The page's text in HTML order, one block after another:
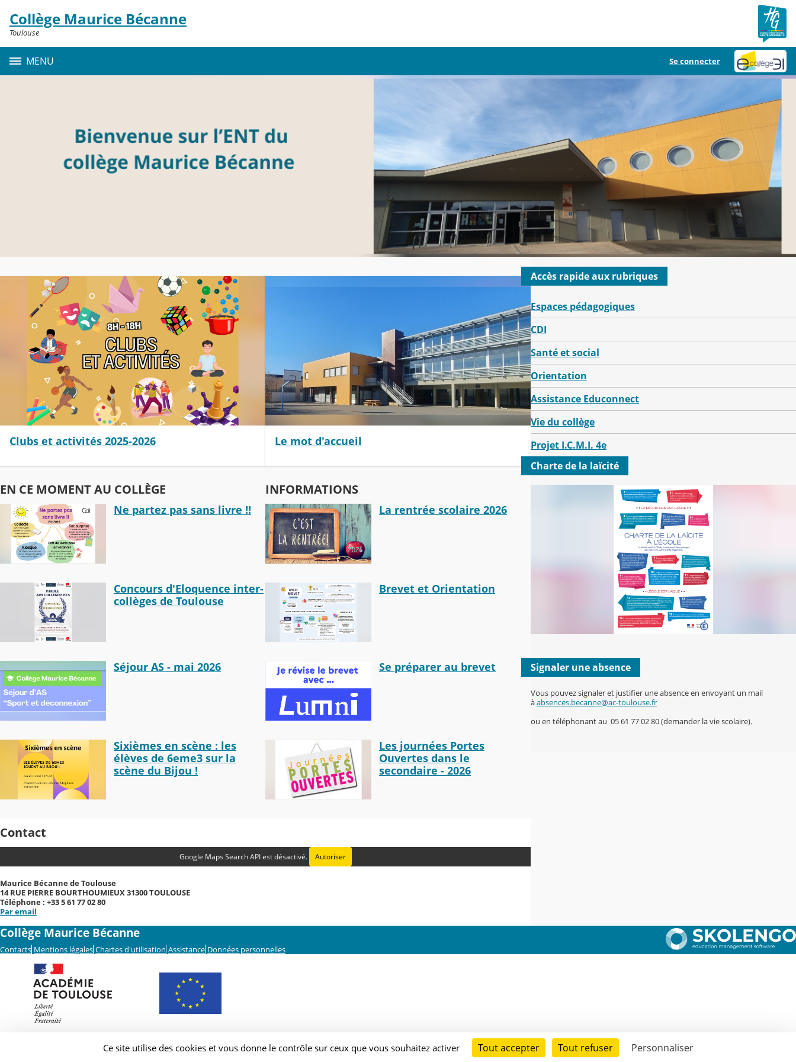
Contenu
Collège Maurice Bécanne
Toulouse
MENU Se connecter
Clubs et activités 2025-2026 Le mot d'accueil
EN CE MOMENT AU COLLÈGE
Ne partez pas sans livre !!
Concours d'Eloquence inter-
collèges de Toulouse
Séjour AS - mai 2026
Sixièmes en scène : les
élèves de 6eme3 sur la
scène du Bijou !
INFORMATIONS
La rentrée scolaire 2026
Brevet et Orientation
Se préparer au brevet
Les journées Portes
Ouvertes dans le
secondaire - 2026
Contact
Google Maps Search API est désactivé. Autoriser
Maurice Bécanne de Toulouse
14 RUE PIERRE BOURTHOUMIEUX 31300 TOULOUSE
Téléphone : +33 5 61 77 02 80
Par email
Accès rapide aux rubriques
Espaces pédagogiques
CDI
Santé et social
Orientation
Assistance Educonnect
Vie du collège
Projet I.C.M.I. 4e
Charte de la laïcité
Signaler une absence
Vous pouvez signaler et justifier une absence en envoyant un mail
àabsences.becanne@ac-toulouse.fr
ou en téléphonant au 05 61 77 02 80 (demander la vie scolaire).
Collège Maurice Bécanne
Contacts Mentions légales Chartes d'utilisation Assistance Données personnelles
Ce site utilise des cookies et vous donne le contrôle sur ceux que vous souhaitez activer Tout accepter Tout refuser Personnaliser